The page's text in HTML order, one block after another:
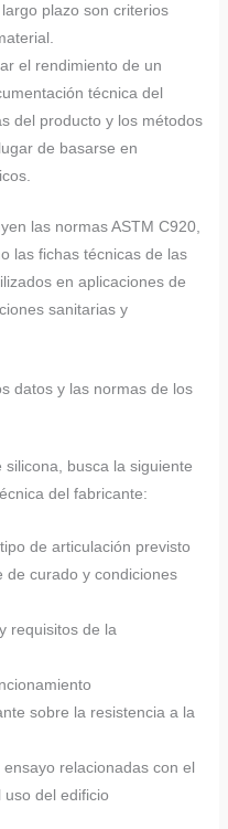
plazo son criterios
el rendimiento de un
técnica del
del producto y los métodos
de basarse en
las normas ASTM C920,
las fichas técnicas de las
en aplicaciones de
sanitarias y
datos y las normas de los
busca la siguiente
del fabricante:
de articulación previsto
de curado y condiciones
requisitos de la
sobre la resistencia a la
relacionadas con el
del edificio